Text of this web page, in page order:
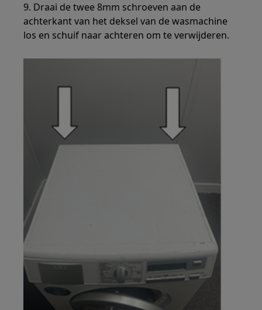
9. Draai de twee 8mm schroeven aan de
achterkant van het deksel van de wasmachine
los en schuif naar achteren om te verwijderen.